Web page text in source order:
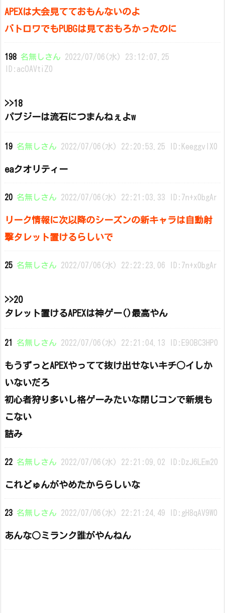
APEXは大会見てておもんないのよ
バトロワでもPUBGは見ておもろかったのに
198 名無しさん 2022/07/06(水) 23:12:07.25
ID:acOAVtiZ0
>>18
パブジーは流石につまんねぇよw
19 名無しさん 2022/07/06(水) 22:20:53.25 ID:KeeggvIX0
eaクオリティー
20 名無しさん 2022/07/06(水) 22:21:03.33 ID:7n+x0bgAr
リーク情報に次以降のシーズンの新キャラは自動射
撃タレット置けるらしいで
25 名無しさん 2022/07/06(水) 22:22:23.06 ID:7n+x0bgAr
>>20
タレット置けるAPEXは神ゲー()最高やん
21 名無しさん 2022/07/06(水) 22:21:04.13 ID:E9OBC3HP0
もうずっとAPEXやってて抜け出せないキチ○イしか
いないだろ
初心者狩り多いし格ゲーみたいな閉じコンで新規も
こない
詰み
22 名無しさん 2022/07/06(水) 22:21:09.02 ID:DzJ6LEm20
これどゅんがやめたかららしいな
23 名無しさん 2022/07/06(水) 22:21:24.49 ID:gH8qAV9W0
あんな○ミランク誰がやんねん